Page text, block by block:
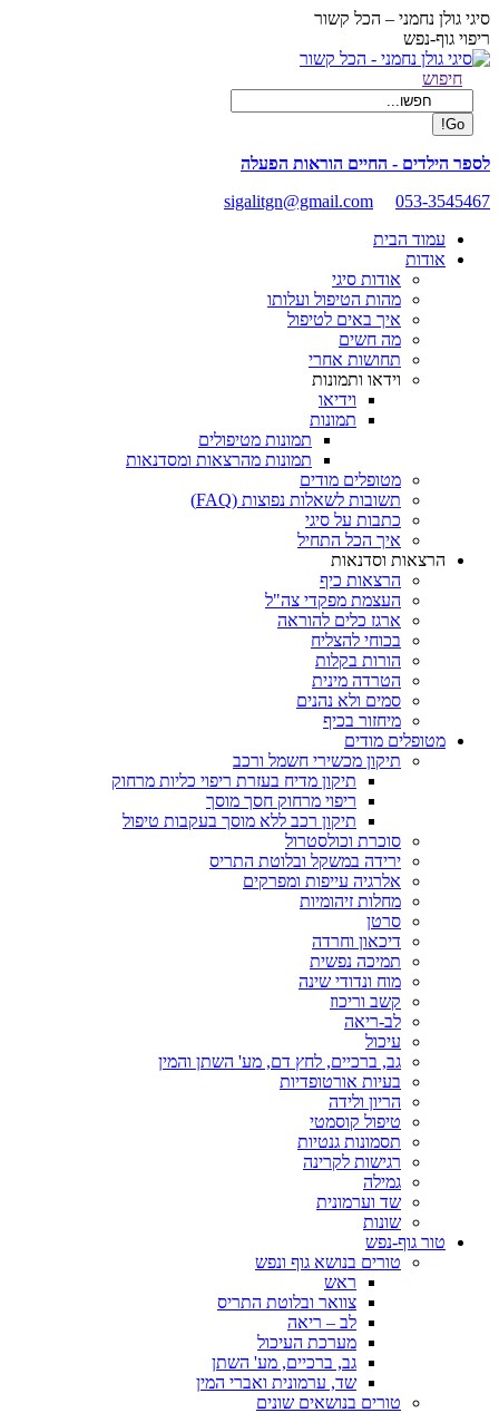
Skip
to
content
סיגי גולן נחמני – הכל קשור
ריפוי גוף-נפש
Facebook
opens
new
window
Search:
חיפוש
לספר הילדים - החיים הוראות הפעלה
sigalitgn@gmail.com
053-3545467
עמוד הבית
אודות
אודות סיגי
מהות הטיפול ועלותו
איך באים לטיפול
מה חשים
תחושות אחרי
וידאו ותמונות
וידיאו
תמונות
תמונות מטיפולים
תמונות מהרצאות ומסדנאות
מטופלים מודים
תשובות לשאלות נפוצות (FAQ)
כתבות על סיגי
איך הכל התחיל
הרצאות וסדנאות
הרצאות כיף
העצמת מפקדי צה"ל
ארגז כלים להוראה
בכוחי להצליח
הורות בקלות
הטרדה מינית
סמים ולא נהנים
מיחזור בכיף
מטופלים מודים
תיקון מכשירי חשמל ורכב
תיקון מדיח בעזרת ריפוי כליות מרחוק
ריפוי מרחוק חסך מוסך
תיקון רכב ללא מוסך בעקבות טיפול
סוכרת וכולסטרול
ירידה במשקל ובלוטת התריס
אלרגיה עייפות ומפרקים
מחלות זיהומיות
סרטן
דיכאון וחרדה
תמיכה נפשית
מוח ונדודי שינה
קשב וריכוז
לב-ריאה
עיכול
גב, ברכיים, לחץ דם, מע' השתן והמין
בעיות אורטופדיות
הריון ולידה
טיפול קוסמטי
תסמונות גנטיות
רגישות לקרינה
גמילה
שד וערמונית
שונות
טור גוף-נפש
טורים בנושא גוף ונפש
ראש
צוואר ובלוטת התריס
לב – ריאה
מערכת העיכול
גב, ברכיים, מע' השתן
שד, ערמונית ואברי המין
טורים בנושאים שונים